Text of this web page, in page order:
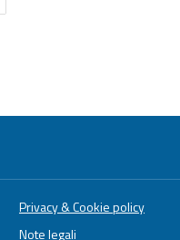
Privacy & Cookie policy
Note legali